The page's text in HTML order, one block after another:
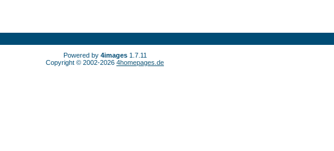
Powered by 4images1.7.11
Copyright © 2002-2026 4homepages.de